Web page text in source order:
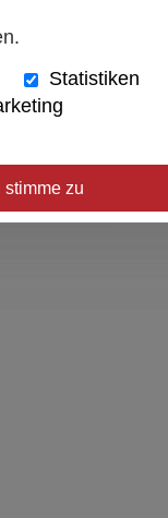
Sternallee auch
und
Herz und
Statistiken
stimme zu